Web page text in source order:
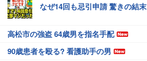
なぜ14回も忌引申請 驚きの結末
高松市の強盗 64歳男を指名手配
90歳患者を殴る? 看護助手の男